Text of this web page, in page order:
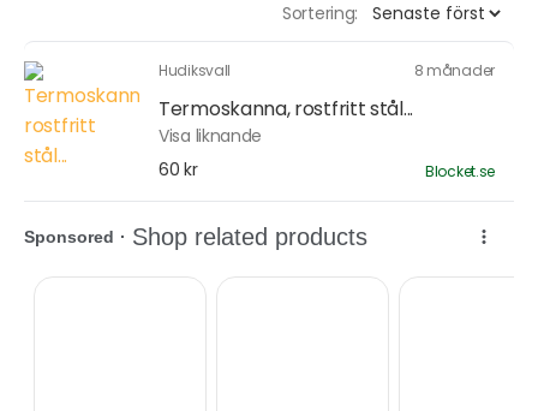
Sortering:
Hudiksvall 8 månader
Termoskanna, rostfritt stål...
Visa liknande
60 kr
Blocket.se